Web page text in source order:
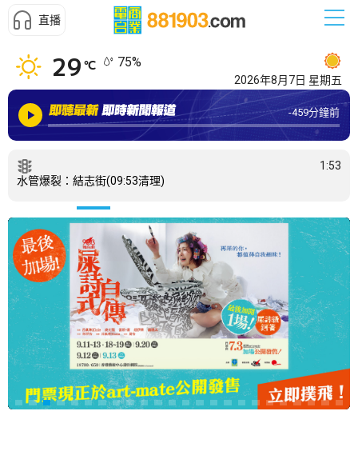
直播
29℃ 75%
2026年8月7日 星期五
-459分鐘前
1:53
水管爆裂：結志街(09:53清理)